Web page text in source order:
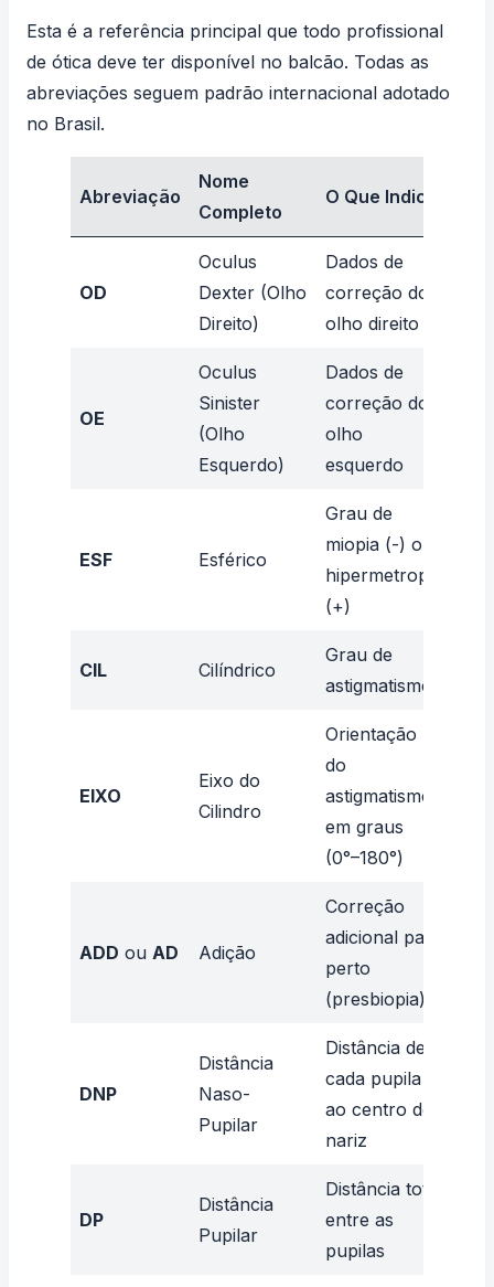
Esta é a referência principal que todo profissional
de ótica deve ter disponível no balcão. Todas as
abreviações seguem padrão internacional adotado
no Brasil.
Abreviação
Nome
Completo
O Que Indica
OD
Oculus
Dexter (Olho
Direito)
Dados de
correção do
olho direito
OE
Oculus
Sinister
(Olho
Esquerdo)
Dados de
correção do
olho
esquerdo
ESF Esférico
Grau de
miopia (-) ou
hipermetropia
(+)
CIL Cilíndrico
Grau de
astigmatismo
EIXO
Eixo do
Cilindro
Orientação
do
astigmatismo
em graus
(0°–180°)
ADD ou AD Adição
Correção
adicional para
perto
(presbiopia)
DNP
Distância
Naso-
Pupilar
Distância de
cada pupila
ao centro do
nariz
DP
Distância
Pupilar
Distância total
entre as
pupilas